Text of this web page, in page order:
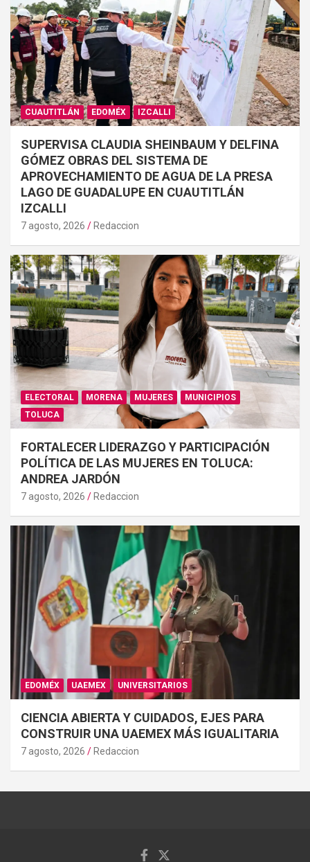
CUAUTITLÁN EDOMÉX IZCALLI
SUPERVISA CLAUDIA SHEINBAUM Y DELFINA
GÓMEZ OBRAS DEL SISTEMA DE
APROVECHAMIENTO DE AGUA DE LA PRESA
LAGO DE GUADALUPE EN CUAUTITLÁN
IZCALLI
7 agosto, 2026 Redaccion
ELECTORAL MORENA MUJERES
MUNICIPIOS
TOLUCA
FORTALECER LIDERAZGO Y PARTICIPACIÓN
POLÍTICA DE LAS MUJERES EN TOLUCA:
ANDREA JARDÓN
7 agosto, 2026 Redaccion
EDOMÉX UAEMEX UNIVERSITARIOS
CIENCIA ABIERTA Y CUIDADOS, EJES PARA
CONSTRUIR UNA UAEMEX MÁS IGUALITARIA
7 agosto, 2026 Redaccion